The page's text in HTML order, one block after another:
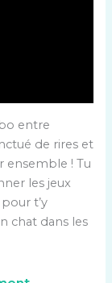
entre
de rires et
ensemble ! Tu
les jeux
pour t’y
chat dans les